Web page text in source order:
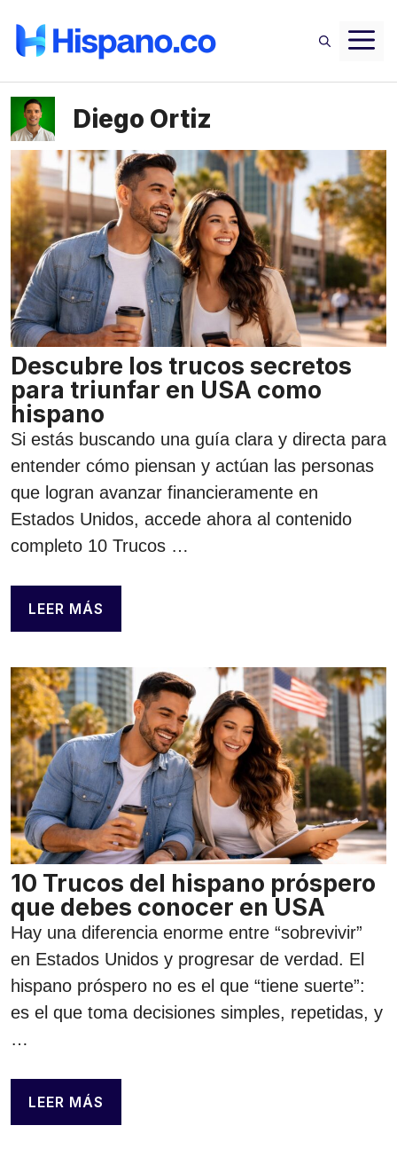
Diego Ortiz
Descubre los trucos secretos
para triunfar en USA como
hispano
Si estás buscando una guía clara y directa para
entender cómo piensan y actúan las personas
que logran avanzar financieramente en
Estados Unidos, accede ahora al contenido
completo 10 Trucos …
LEER MÁS
10 Trucos del hispano próspero
que debes conocer en USA
Hay una diferencia enorme entre “sobrevivir”
en Estados Unidos y progresar de verdad. El
hispano próspero no es el que “tiene suerte”:
es el que toma decisiones simples, repetidas, y
…
LEER MÁS